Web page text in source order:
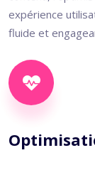
expérience
fluide et